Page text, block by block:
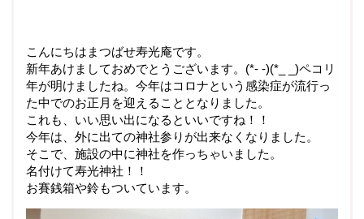
こんにちはまつばせ寿光庵です。
新年あけましておめでとうございます。(*- -)(*_ _)ペコリ
年が明けましたね。今年はコロナという感染症が流行っ
た中でのお正月を迎えることとなりました。
これも、いい思い出になるといいですね！！
今年は、外に出ての神社参りが出来なくなりました。
そこで、施設の中に神社を作っちゃいました。
名付けて寿光神社！！
お賽銭箱や鈴もついています。